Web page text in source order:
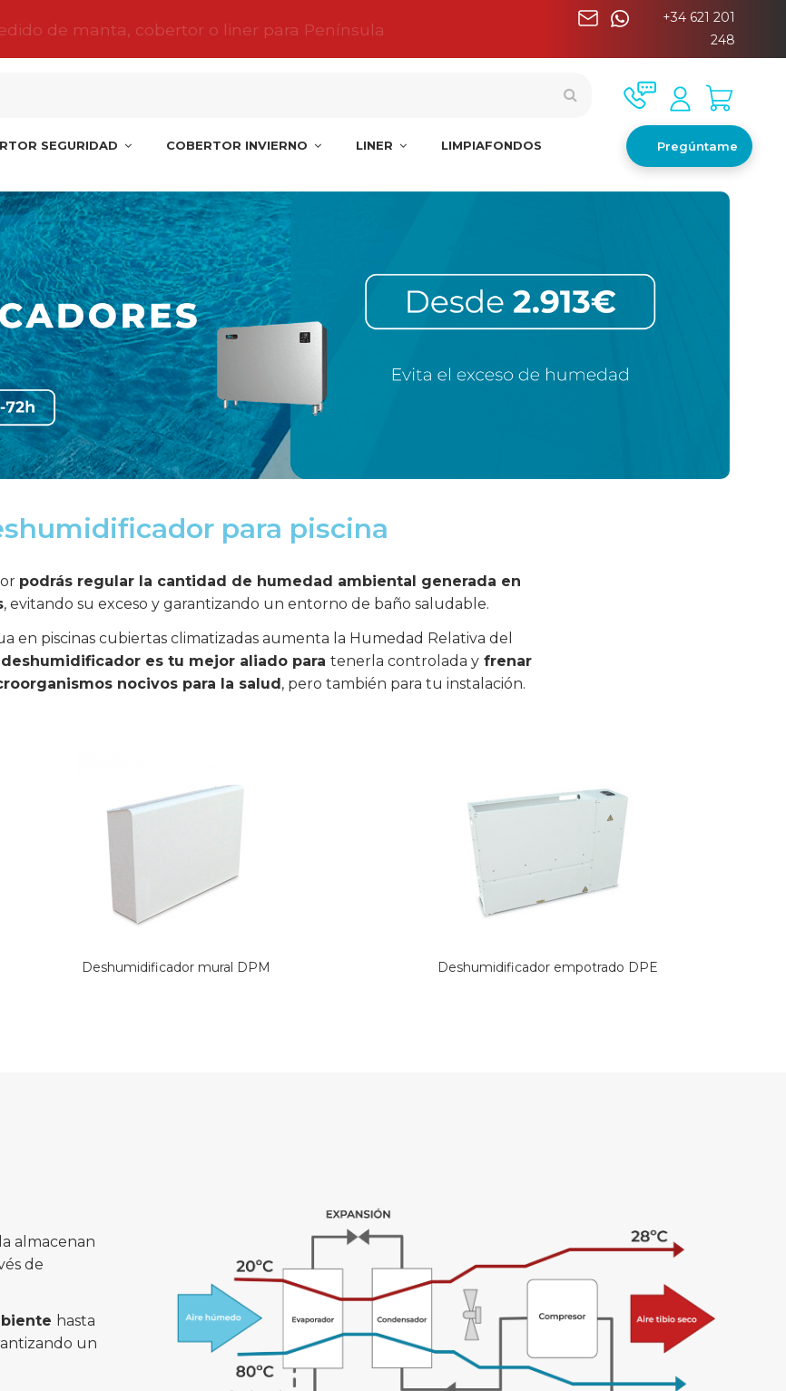
de manta, cobertor o liner para Península
+34 621 201
248
SEGURIDAD COBERTOR INVIERNO LINER LIMPIAFONDOS Pregúntame
para piscina
podrás regular la cantidad de humedad ambiental generada en
, evitando su exceso y garantizando un entorno de baño saludable.
en piscinas cubiertas climatizadas aumenta la Humedad Relativa del
deshumidificador es tu mejor aliado para tenerla controlada yfrenar
nocivos para la salud, pero también para tu instalación.
Deshumidificador mural DPM Deshumidificador empotrado DPE
almacenan
de
hasta
un